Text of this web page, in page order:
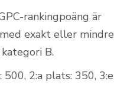
rankingpoäng är
exakt eller mindre
B.
2:a plats: 350, 3:e